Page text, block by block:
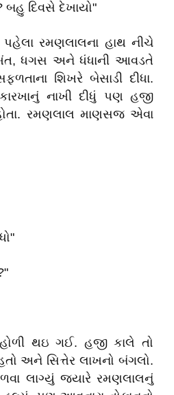
દિવસે દેખાયો"
પહેલા રમણલાલના હાથ નીચે
ખંત, ધગસ અને ધંધાની આવડતે
શિખરે બેસાડી દીધા.
નાખી દીધું પણ હજી
રમણલાલ માણસજ એવા
થઇ ગઈ. હજી કાલે તો
અને સિત્તેર લાખનો બંગલો.
લાગ્યું જયારે રમણલાલનું